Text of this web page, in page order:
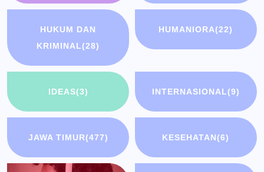
HUKUM DAN
KRIMINAL(28)
HUMANIORA(22)
IDEAS(3) INTERNASIONAL(9)
JAWA TIMUR(477) KESEHATAN(6)